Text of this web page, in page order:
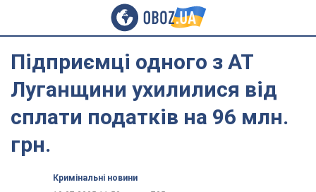
Підприємці одного з АТ
Луганщини ухилилися від
сплати податків на 96 млн.
грн.
Кримінальні новини